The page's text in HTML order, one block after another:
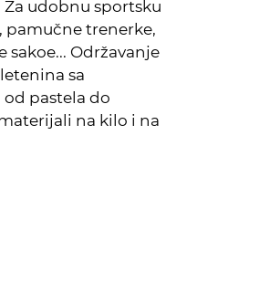
udobnu sportsku
pamučne trenerke,
sakoe... Održavanje
sa
pastela do
na kilo i na